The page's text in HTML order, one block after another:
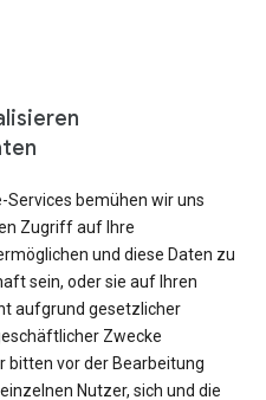
Services bemühen wir uns
Zugriff auf Ihre
und diese Daten zu
sein, oder sie auf Ihren
aufgrund gesetzlicher
Zwecke
bitten vor der Bearbeitung
Nutzer, sich und die